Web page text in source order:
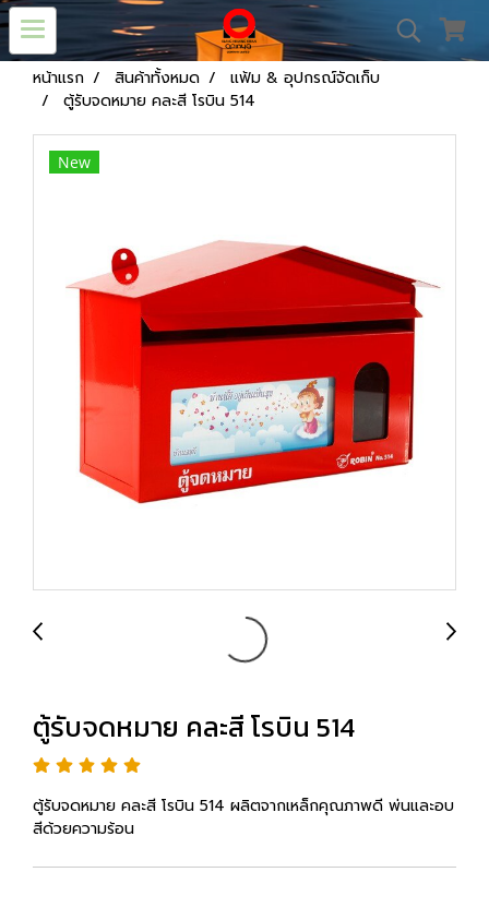
หน้าแรก สินค้าทั้งหมด
แฟ้ม & อุปกรณ์จัดเก็บ
ตู้รับจดหมาย คละสี โรบิน 514
New
ตู้รับจดหมาย คละสี โรบิน 514
ตู้รับจดหมาย คละสี โรบิน 514 ผลิตจากเหล็กคุณภาพดี พ่นและอบ
สีด้วยความร้อน